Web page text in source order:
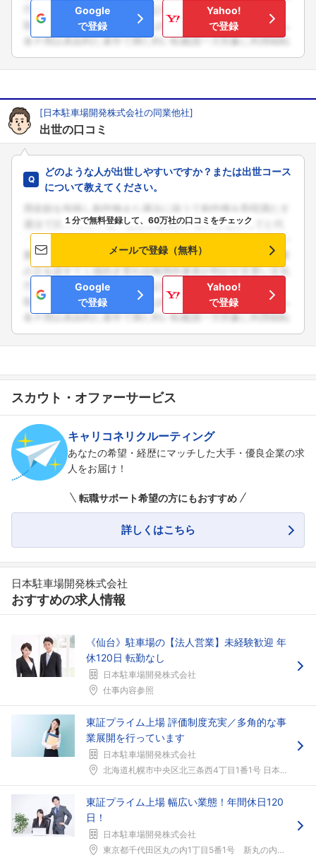
フォローしました
Google
で登録
Yahoo!
で登録
[日本駐車場開発株式会社の同業他社]
出世の口コミ
どのような人が出世しやすいですか？または出世コース
について教えてください。
１分で無料登録して、60万社の口コミをチェック
メールで登録（無料）
Google
で登録
Yahoo!
で登録
スカウト・オファーサービス
キャリコネリクルーティング
あなたの希望・経歴にマッチした大手・優良企業の求
人をお届け！
転職サポート希望の方にもおすすめ
詳しくはこちら
日本駐車場開発株式会社
おすすめの求人情報
《仙台》駐車場の【法人営業】未経験歓迎 年
休120日 転勤なし
日本駐車場開発株式会社
仕事内容参照
東証プライム上場 評価制度充実／多角的な事
業展開を行っています
日本駐車場開発株式会社
北海道札幌市中央区北三条西4丁目1番1号 日本生命...
東証プライム上場 幅広い業態！年間休日120
日！
日本駐車場開発株式会社
東京都千代田区丸の内1丁目5番1号 新丸の内ビルデ...